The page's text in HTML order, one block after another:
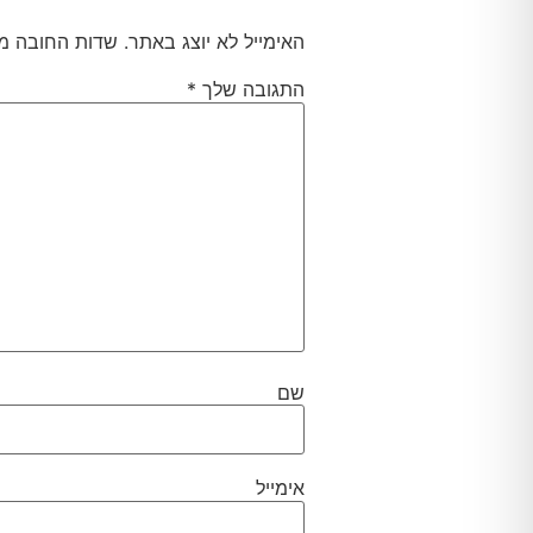
האימייל לא יוצג באתר. שדות החובה
התגובה שלך *
שם
אימייל